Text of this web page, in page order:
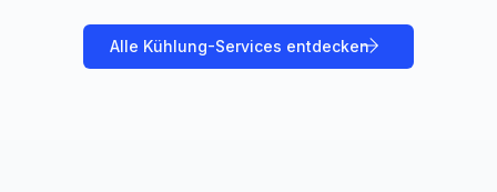
Alle Kühlung-Services entdecken